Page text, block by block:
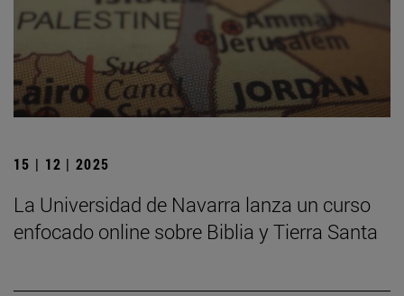
15 | 12 | 2025
La Universidad de Navarra lanza un curso
enfocado online sobre Biblia y Tierra Santa